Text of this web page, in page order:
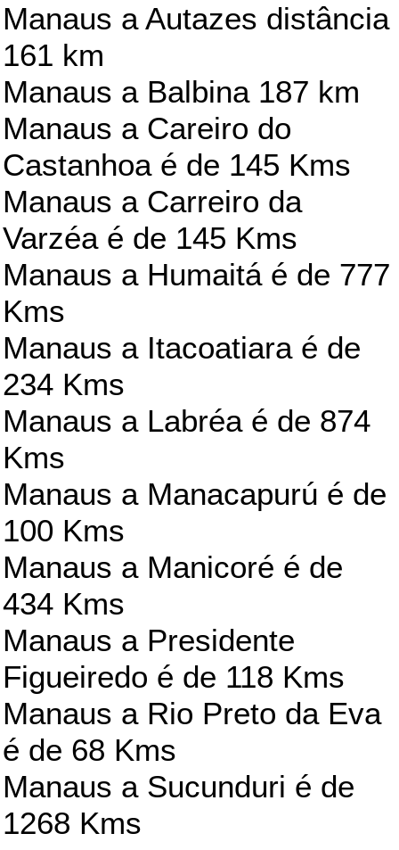
Manaus a Autazes distância
161 km
Manaus a Balbina 187 km
Manaus a Careiro do
Castanhoa é de 145 Kms
Manaus a Carreiro da
Varzéa é de 145 Kms
Manaus a Humaitá é de 777
Kms
Manaus a Itacoatiara é de
234 Kms
Manaus a Labréa é de 874
Kms
Manaus a Manacapurú é de
100 Kms
Manaus a Manicoré é de
434 Kms
Manaus a Presidente
Figueiredo é de 118 Kms
Manaus a Rio Preto da Eva
é de 68 Kms
Manaus a Sucunduri é de
1268 Kms